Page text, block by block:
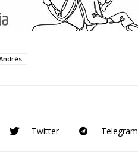
Twitter Telegram